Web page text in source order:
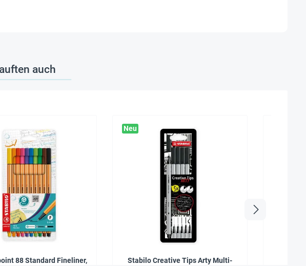
auch
88 Standard Fineliner,
Neu
Stabilo Creative Tips Arty Multi-